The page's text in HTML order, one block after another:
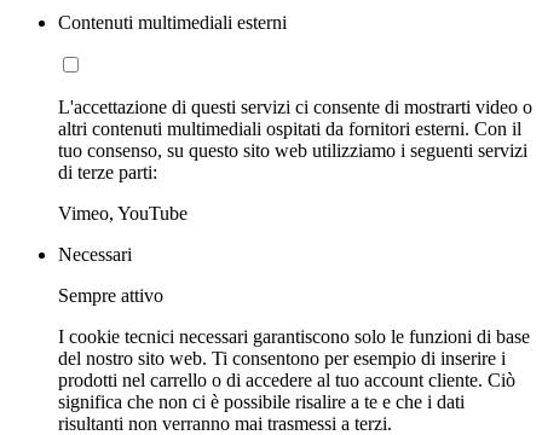
Contenuti multimediali esterni
L'accettazione di questi servizi ci consente di mostrarti video o
altri contenuti multimediali ospitati da fornitori esterni. Con il
tuo consenso, su questo sito web utilizziamo i seguenti servizi
di terze parti:
Vimeo, YouTube
Necessari
Sempre attivo
I cookie tecnici necessari garantiscono solo le funzioni di base
del nostro sito web. Ti consentono per esempio di inserire i
prodotti nel carrello o di accedere al tuo account cliente. Ciò
significa che non ci è possibile risalire a te e che i dati
risultanti non verranno mai trasmessi a terzi.